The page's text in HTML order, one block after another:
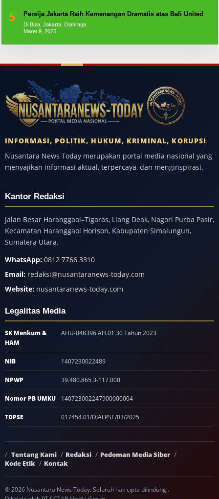
5 Persija Jakarta Raih Kemenangan Dramatis atas Bali United
Di Bola, Jakarta, Olahraga
Maret 9, 2025
INFORMASI, POLITIK, HUKUM, KRIMINAL, KORUPSI
Nusantara News Today merupakan portal media nasional yang
menyajikan informasi aktual, terpercaya, dan menginspirasi.
Kantor Redaksi
Jalan Besar Haranggaol–Tigaras, Liang Deak, Nagori Purba Pasir,
Kecamatan Haranggaol Horison, Kabupaten Simalungun,
Sumatera Utara.
WhatsApp: 0812 7766 3310
Email: redaksi@nusantaranews-today.com
Website: nusantaranews-today.com
Legalitas Media
SK Menkum &
HAM
AHU-048396.AH.01.30 Tahun 2023
NIB 1407230022489
NPWP 39.480.865.3-117.000
Nomor PB UMKU 140723002247900000004
TDPSE 017454.01/DJAI.PSE/03/2025
Tentang Kami Redaksi
Pedoman Media Siber
Kode Etik
Kontak
© 2026 Nusantara News Today. Seluruh hak cipta dilindungi.